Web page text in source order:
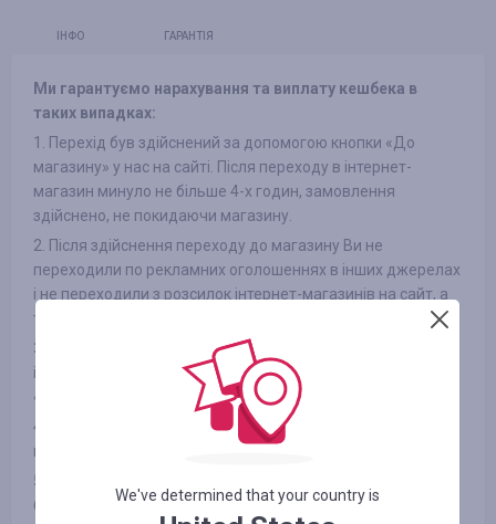
ІНФО ГАРАНТІЯ
Ми гарантуємо нарахування та виплату кешбека в
таких випадках:
1. Перехід був здійснений за допомогою кнопки «До
магазину» у нас на сайті. Після переходу в інтернет-
магазин минуло не більше 4-х годин, замовлення
здійснено, не покидаючи магазину.
2. Після здійснення переходу до магазину Ви не
переходили по рекламних оголошеннях в інших джерелах
і не переходили з розсилок інтернет-магазинів на сайт, а
також не використовували сторонні промокоди
3. Обраний Вами товар бере участь в кешбека (в деяких
інтернет-магазинах є поділ на категорії, дивіться вкладку
«ІНФОРМАЦІЯ/УМОВИ» )
4. Після оплати товару Вами в інтернет-магазині Ви не
відмовилися від товару з будь-яких причин
5. Ви не використовуєте або відключили спеціальні
блокувальники реклами, як-от AdBlock та інші
We've determined that your country is